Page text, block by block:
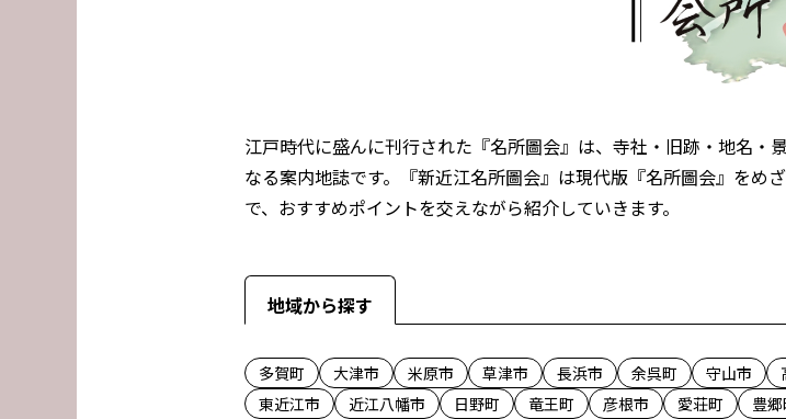
江戸時代に盛んに刊行された『名所圖会』は、寺社・旧跡・地名・
なる案内地誌です。『新近江名所圖会』は現代版『名所圖会』をめ
で、おすすめポイントを交えながら紹介していきます。
地域から探す
多賀町 大津市 米原市 草津市 長浜市 余呉町 守山市
東近江市
近江八幡市 日野町 竜王町 彦根市 愛荘町 豊郷